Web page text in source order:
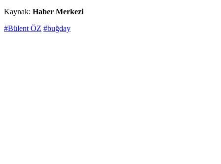
Kaynak: Haber Merkezi
#Bülent ÖZ #buğday